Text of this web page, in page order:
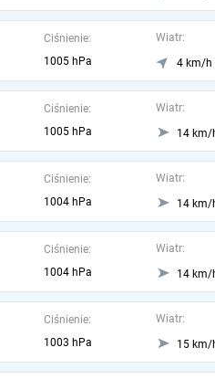
Ciśnienie:
1005 hPa
Wiatr:
4 km/h
Ciśnienie:
1005 hPa
Wiatr:
14 km/
Ciśnienie:
1004 hPa
Wiatr:
14 km/
Ciśnienie:
1004 hPa
Wiatr:
14 km/
Ciśnienie:
1003 hPa
Wiatr:
15 km/